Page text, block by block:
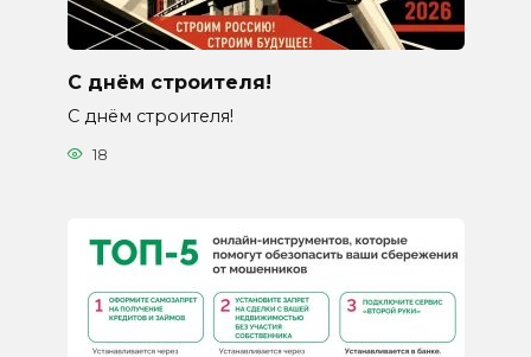
С днём строителя!
С днём строителя!
18